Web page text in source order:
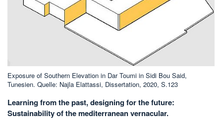
Exposure of Southern Elevation in Dar Toumi in Sidi Bou Said,
Tunesien. Quelle: Najla Elattassi, Dissertation, 2020, S.123
Learning from the past, designing for the future:
Sustainability of the mediterranean vernacular.